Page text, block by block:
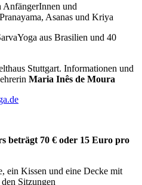
AnfängerInnen und
Pranayama, Asanas und Kriya
aus Brasilien und 40
Stuttgart. Informationen und
Maria Inês de Moura
beträgt 70 € oder 15 Euro pro
ein Kissen und eine Decke mit
Sitzungen